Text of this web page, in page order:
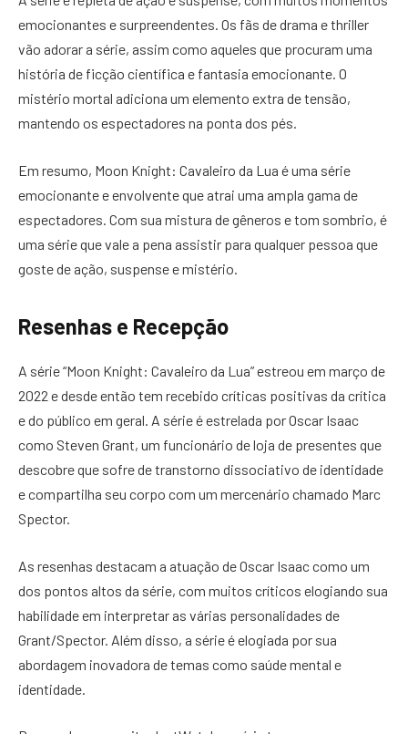
emocionantes e surpreendentes. Os fãs de drama e thriller
vão adorar a série, assim como aqueles que procuram uma
história de ficção científica e fantasia emocionante. O
mistério mortal adiciona um elemento extra de tensão,
mantendo os espectadores na ponta dos pés.
Em resumo, Moon Knight: Cavaleiro da Lua é uma série
emocionante e envolvente que atrai uma ampla gama de
espectadores. Com sua mistura de gêneros e tom sombrio, é
uma série que vale a pena assistir para qualquer pessoa que
goste de ação, suspense e mistério.
Resenhas e Recepção
A série “Moon Knight: Cavaleiro da Lua” estreou em março de
2022 e desde então tem recebido críticas positivas da crítica
e do público em geral. A série é estrelada por Oscar Isaac
como Steven Grant, um funcionário de loja de presentes que
descobre que sofre de transtorno dissociativo de identidade
e compartilha seu corpo com um mercenário chamado Marc
Spector.
As resenhas destacam a atuação de Oscar Isaac como um
dos pontos altos da série, com muitos críticos elogiando sua
habilidade em interpretar as várias personalidades de
Grant/Spector. Além disso, a série é elogiada por sua
abordagem inovadora de temas como saúde mental e
identidade.